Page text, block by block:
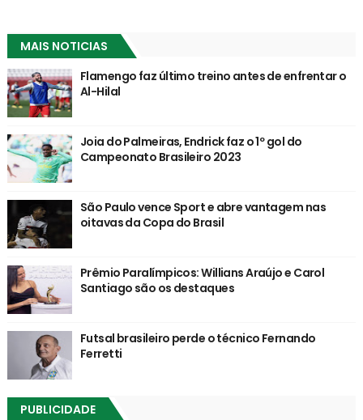
MAIS NOTICIAS
Flamengo faz último treino antes de enfrentar o
Al-Hilal
Joia do Palmeiras, Endrick faz o 1º gol do
Campeonato Brasileiro 2023
São Paulo vence Sport e abre vantagem nas
oitavas da Copa do Brasil
Prêmio Paralímpicos: Willians Araújo e Carol
Santiago são os destaques
Futsal brasileiro perde o técnico Fernando
Ferretti
PUBLICIDADE